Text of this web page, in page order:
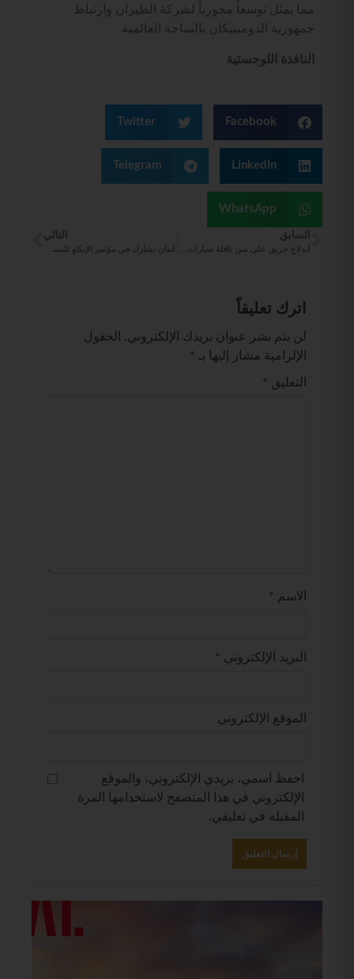
مما يمثل توسعاً محورياً لشركة الطيران وارتباط
جمهورية الدومينيكان بالساحة العالمية.
النافذة اللوجستية
Facebook
Twitter
LinkedIn
Telegram
WhatsApp
السابق التالي
اترك تعليقاً
لن يتم نشر عنوان بريدك الإلكتروني.
الحقول
الإلزامية مشار إليها بـ
*
التعليق *
الاسم *
البريد الإلكتروني *
الموقع الإلكتروني
احفظ اسمي، بريدي الإلكتروني، والموقع
الإلكتروني في هذا المتصفح لاستخدامها المرة
المقبلة في تعليقي.